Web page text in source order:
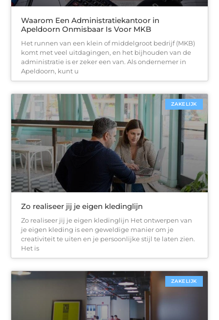
Waarom Een Administratiekantoor in
Apeldoorn Onmisbaar Is Voor MKB
Het runnen van een klein of middelgroot bedrijf (MKB)
komt met veel uitdagingen, en het bijhouden van de
administratie is er zeker een van. Als ondernemer in
Apeldoorn, kunt u
ZAKELIJK
Zo realiseer jij je eigen kledinglijn
Zo realiseer jij je eigen kledinglijn Het ontwerpen van
je eigen kleding is een geweldige manier om je
creativiteit te uiten en je persoonlijke stijl te laten zien.
Het is
ZAKELIJK